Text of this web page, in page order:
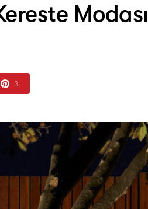
Modası
3